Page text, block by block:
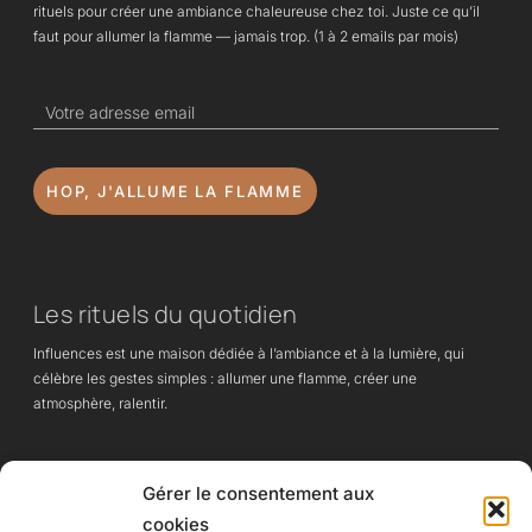
Gérer le consentement aux
cookies
rituels pour créer une ambiance chaleureuse chez toi. Juste ce qu’il
faut pour allumer la flamme — jamais trop. (1 à 2 emails par mois)
HOP, J'ALLUME LA FLAMME
Les rituels du quotidien
Influences est une maison dédiée à l’ambiance et à la lumière, qui
célèbre les gestes simples : allumer une flamme, créer une
atmosphère, ralentir.
Des lampes à huile et objets essentiels, pensés pour apporter chaleur,